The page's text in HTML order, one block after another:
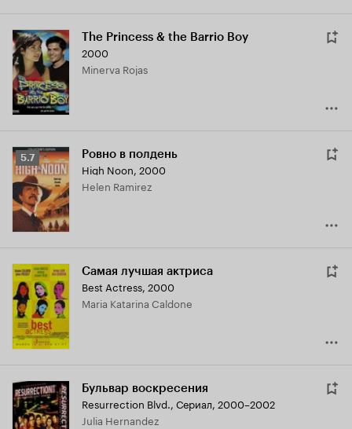
The Princess & the Barrio Boy
2000
Minerva Rojas
Рейтинг
Кинопоиска
5.7
5.7 Ровно в полдень
High Noon, 2000
Helen Ramirez
Самая лучшая актриса
Best Actress, 2000
Maria Katarina Caldone
Бульвар воскресения
Resurrection Blvd., Сериал, 2000–2002
Julia Hernandez